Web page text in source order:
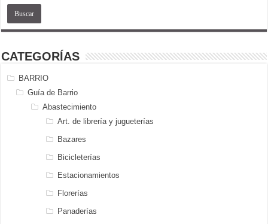
CATEGORÍAS
BARRIO
Guía de Barrio
Abastecimiento
Art. de librería y jugueterías
Bazares
Bicicleterías
Estacionamientos
Florerías
Panaderías